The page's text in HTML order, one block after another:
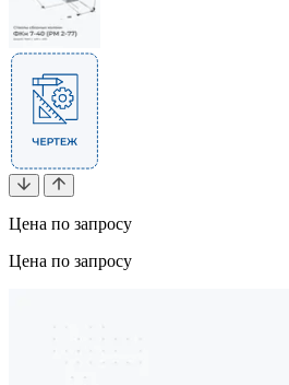
Цена по запросу
Цена по запросу